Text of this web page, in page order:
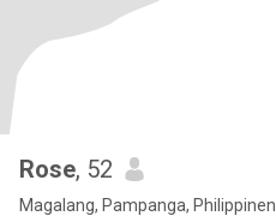
Rose, 52
Magalang, Pampanga, Philippinen